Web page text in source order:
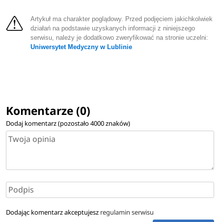
Artykuł ma charakter poglądowy. Przed podjęciem jakichkolwiek
działań na podstawie uzyskanych informacji z niniejszego
serwisu, należy je dodatkowo zweryfikować na stronie uczelni:
Uniwersytet Medyczny w Lublinie
Komentarze (0)
Dodaj komentarz (pozostało4000znaków)
Dodając komentarz akceptujesz regulamin serwisu